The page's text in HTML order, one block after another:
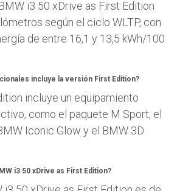
i3 50 xDrive as First Edition
según el ciclo WLTP, con
de entre 16,1 y 13,5 kWh/100
incluye la versión First Edition?
incluye un equipamiento
como el paquete M Sport, el
Iconic Glow y el BMW 3D
i3 50 xDrive as First Edition?